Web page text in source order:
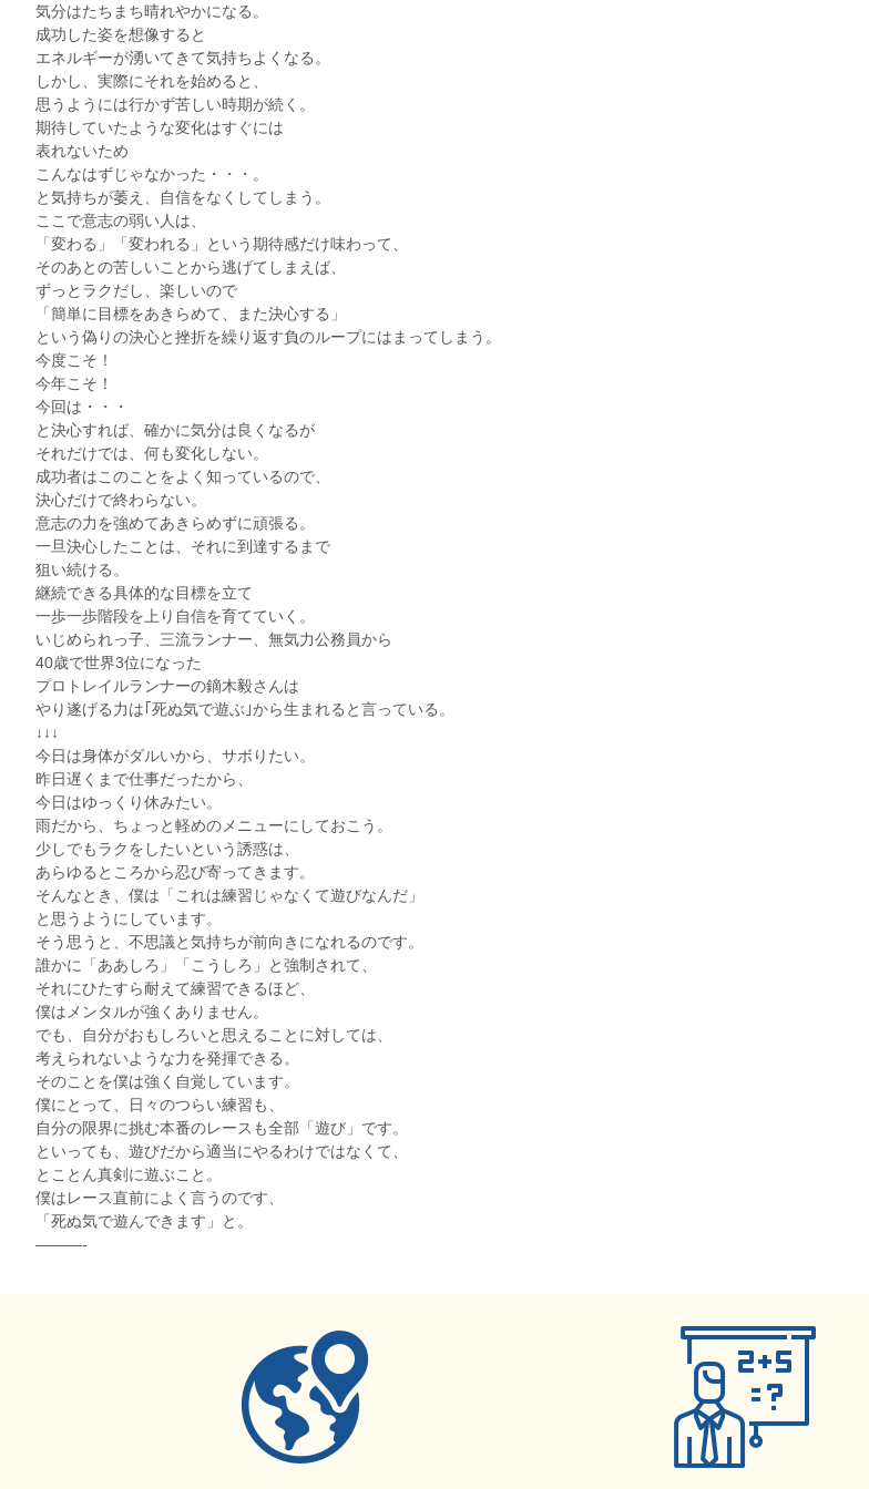
気分はたちまち晴れやかになる。
成功した姿を想像すると
エネルギーが湧いてきて気持ちよくなる。
しかし、実際にそれを始めると、
思うようには行かず苦しい時期が続く。
期待していたような変化はすぐには
表れないため
こんなはずじゃなかった・・・。
と気持ちが萎え、自信をなくしてしまう。
ここで意志の弱い人は、
「変わる」「変われる」という期待感だけ味わって、
そのあとの苦しいことから逃げてしまえば、
ずっとラクだし、楽しいので
「簡単に目標をあきらめて、また決心する」
という偽りの決心と挫折を繰り返す負のループにはまってしまう。
今度こそ！
今年こそ！
今回は・・・
と決心すれば、確かに気分は良くなるが
それだけでは、何も変化しない。
成功者はこのことをよく知っているので、
決心だけで終わらない。
意志の力を強めてあきらめずに頑張る。
一旦決心したことは、それに到達するまで
狙い続ける。
継続できる具体的な目標を立て
一歩一歩階段を上り自信を育てていく。
いじめられっ子、三流ランナー、無気力公務員から
40歳で世界3位になった
プロトレイルランナーの鏑木毅さんは
やり遂げる力は｢死ぬ気で遊ぶ｣から生まれると言っている。
↓↓↓
今日は身体がダルいから、サボりたい。
昨日遅くまで仕事だったから、
今日はゆっくり休みたい。
雨だから、ちょっと軽めのメニューにしておこう。
少しでもラクをしたいという誘惑は、
あらゆるところから忍び寄ってきます。
そんなとき、僕は「これは練習じゃなくて遊びなんだ」
と思うようにしています。
そう思うと、不思議と気持ちが前向きになれるのです。
誰かに「ああしろ」「こうしろ」と強制されて、
それにひたすら耐えて練習できるほど、
僕はメンタルが強くありません。
でも、自分がおもしろいと思えることに対しては、
考えられないような力を発揮できる。
そのことを僕は強く自覚しています。
僕にとって、日々のつらい練習も、
自分の限界に挑む本番のレースも全部「遊び」です。
といっても、遊びだから適当にやるわけではなくて、
とことん真剣に遊ぶこと。
僕はレース直前によく言うのです、
「死ぬ気で遊んできます」と。
———-